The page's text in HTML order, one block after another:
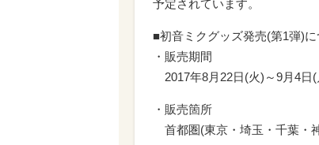
予定されています。
■初音ミクグッズ発売(第1弾)に
・販売期間
2017年8月22日(火)～9月4
・販売箇所
首都圏(東京・埼玉・千葉・